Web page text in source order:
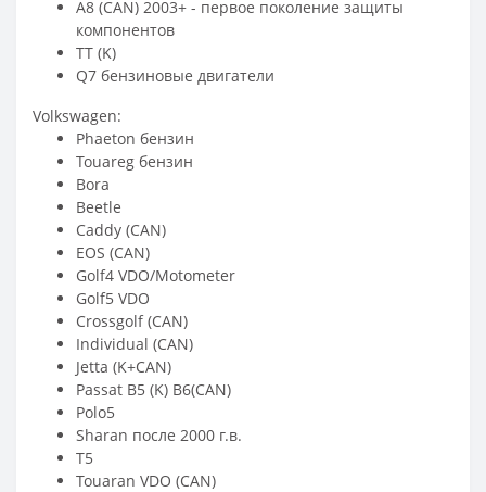
A8 (CAN) 2003+ - первое поколение защиты
компонентов
TT (K)
Q7 бензиновые двигатели
Volkswagen:
Phaeton бензин
Touareg бензин
Bora
Beetle
Caddy (CAN)
EOS (CAN)
Golf4 VDO/Motometer
Golf5 VDO
Crossgolf (CAN)
Individual (CAN)
Jetta (K+CAN)
Passat B5 (K) B6(CAN)
Polo5
Sharan после 2000 г.в.
T5
Touaran VDO (CAN)